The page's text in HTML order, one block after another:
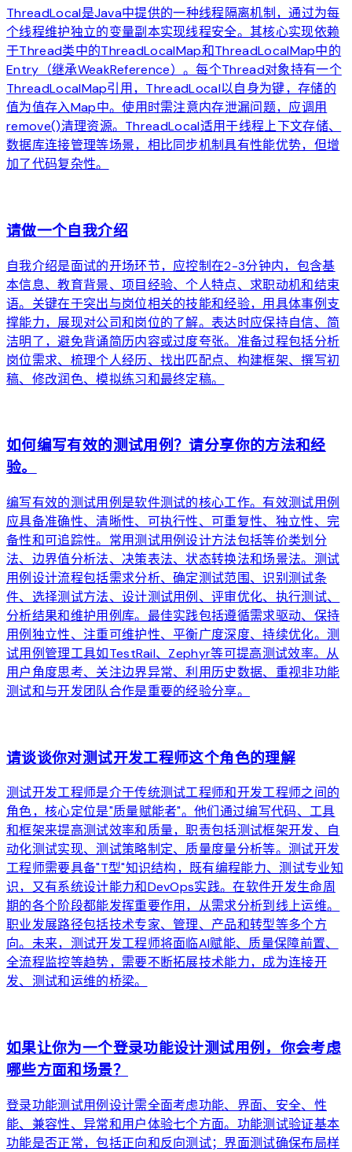
ThreadLocal是Java中提供的一种线程隔离机制，通过为每
个线程维护独立的变量副本实现线程安全。其核心实现依赖
于Thread类中的ThreadLocalMap和ThreadLocalMap中的
Entry（继承WeakReference）。每个Thread对象持有一个
ThreadLocalMap引用，ThreadLocal以自身为键，存储的
值为值存入Map中。使用时需注意内存泄漏问题，应调用
remove()清理资源。ThreadLocal适用于线程上下文存储、
数据库连接管理等场景，相比同步机制具有性能优势，但增
加了代码复杂性。
请做一个自我介绍
自我介绍是面试的开场环节，应控制在2-3分钟内，包含基
本信息、教育背景、项目经验、个人特点、求职动机和结束
语。关键在于突出与岗位相关的技能和经验，用具体事例支
撑能力，展现对公司和岗位的了解。表达时应保持自信、简
洁明了，避免背诵简历内容或过度夸张。准备过程包括分析
岗位需求、梳理个人经历、找出匹配点、构建框架、撰写初
稿、修改润色、模拟练习和最终定稿。
如何编写有效的测试用例？请分享你的方法和经
验。
编写有效的测试用例是软件测试的核心工作。有效测试用例
应具备准确性、清晰性、可执行性、可重复性、独立性、完
备性和可追踪性。常用测试用例设计方法包括等价类划分
法、边界值分析法、决策表法、状态转换法和场景法。测试
用例设计流程包括需求分析、确定测试范围、识别测试条
件、选择测试方法、设计测试用例、评审优化、执行测试、
分析结果和维护用例库。最佳实践包括遵循需求驱动、保持
用例独立性、注重可维护性、平衡广度深度、持续优化。测
试用例管理工具如TestRail、Zephyr等可提高测试效率。从
用户角度思考、关注边界异常、利用历史数据、重视非功能
测试和与开发团队合作是重要的经验分享。
请谈谈你对测试开发工程师这个角色的理解
测试开发工程师是介于传统测试工程师和开发工程师之间的
角色，核心定位是"质量赋能者"。他们通过编写代码、工具
和框架来提高测试效率和质量，职责包括测试框架开发、自
动化测试实现、测试策略制定、质量度量分析等。测试开发
工程师需要具备"T型"知识结构，既有编程能力、测试专业知
识，又有系统设计能力和DevOps实践。在软件开发生命周
期的各个阶段都能发挥重要作用，从需求分析到线上运维。
职业发展路径包括技术专家、管理、产品和转型等多个方
向。未来，测试开发工程师将面临AI赋能、质量保障前置、
全流程监控等趋势，需要不断拓展技术能力，成为连接开
发、测试和运维的桥梁。
如果让你为一个登录功能设计测试用例，你会考虑
哪些方面和场景？
登录功能测试用例设计需全面考虑功能、界面、安全、性
能、兼容性、异常和用户体验七个方面。功能测试验证基本
功能是否正常，包括正向和反向测试；界面测试确保布局样